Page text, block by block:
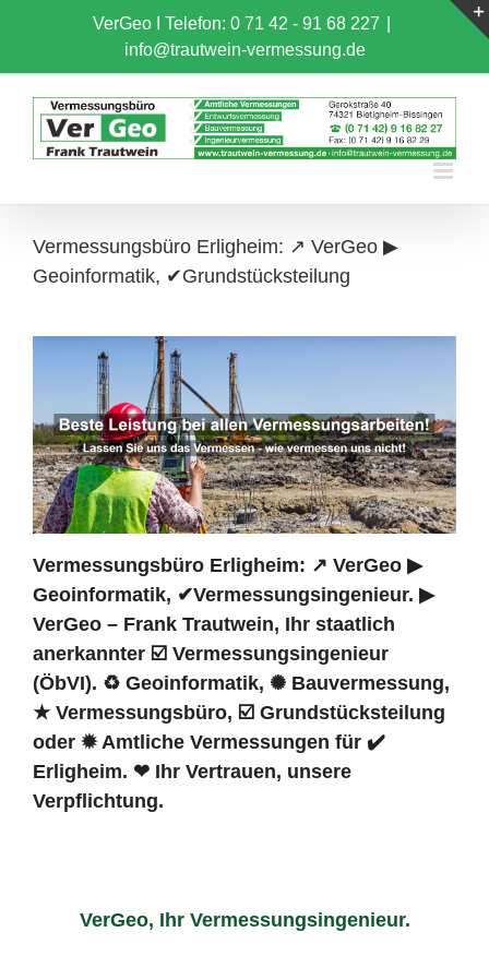
content
VerGeo I Telefon: 0 71 42 - 91 68 227
info@trautwein-vermessung.de
Vermessungsbüro Erligheim: ↗️ VerGeo ▶︎
Geoinformatik, ✔Grundstücksteilung
Vermessungsbüro Erligheim: ↗️ VerGeo ▶︎
Geoinformatik, ✔Vermessungsingenieur. ▶︎
VerGeo – Frank Trautwein, Ihr staatlich
anerkannter ☑️ Vermessungsingenieur
(ÖbVI). ♻ Geoinformatik, ✺ Bauvermessung,
★ Vermessungsbüro, ☑️ Grundstücksteilung
oder ✹ Amtliche Vermessungen für ✔️
Erligheim. ❤ Ihr Vertrauen, unsere
Verpflichtung.
VerGeo, Ihr Vermessungsingenieur.